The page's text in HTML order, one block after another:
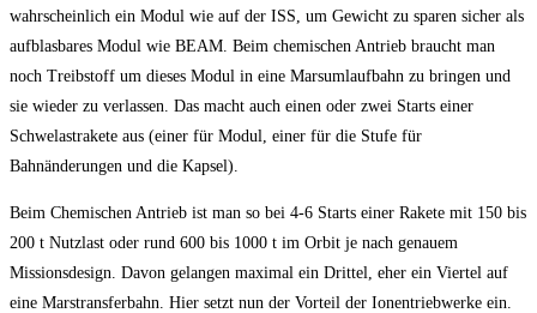
wahrscheinlich ein Modul wie auf der ISS, um Gewicht zu sparen sicher als
aufblasbares Modul wie BEAM. Beim chemischen Antrieb braucht man
noch Treibstoff um dieses Modul in eine Marsumlaufbahn zu bringen und
sie wieder zu verlassen. Das macht auch einen oder zwei Starts einer
Schwelastrakete aus (einer für Modul, einer für die Stufe für
Bahnänderungen und die Kapsel).
Beim Chemischen Antrieb ist man so bei 4-6 Starts einer Rakete mit 150 bis
200 t Nutzlast oder rund 600 bis 1000 t im Orbit je nach genauem
Missionsdesign. Davon gelangen maximal ein Drittel, eher ein Viertel auf
eine Marstransferbahn. Hier setzt nun der Vorteil der Ionentriebwerke ein.